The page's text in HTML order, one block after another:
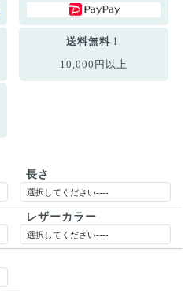
送料無料！
10,000円以上
長さ
レザーカラー